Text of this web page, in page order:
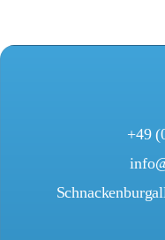
+49